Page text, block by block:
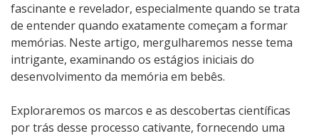
fascinante e revelador, especialmente quando se trata
de entender quando exatamente começam a formar
memórias. Neste artigo, mergulharemos nesse tema
intrigante, examinando os estágios iniciais do
desenvolvimento da memória em bebês.
Exploraremos os marcos e as descobertas científicas
por trás desse processo cativante, fornecendo uma